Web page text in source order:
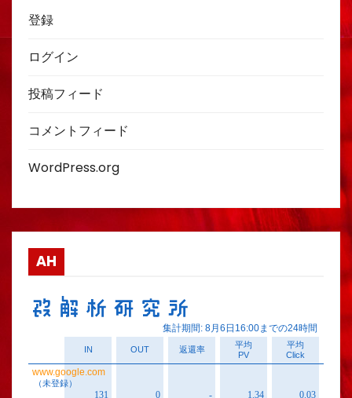
登録
ログイン
投稿フィード
コメントフィード
WordPress.org
AH